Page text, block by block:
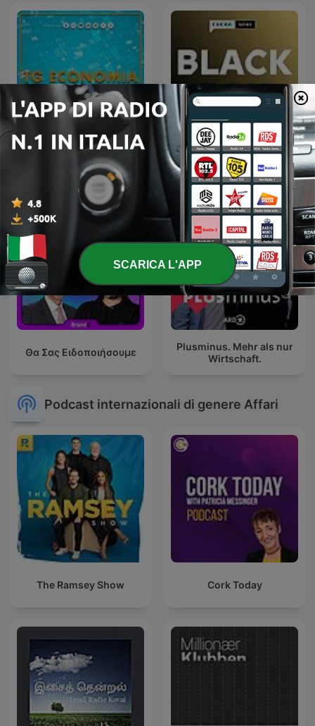
Tg Economia
Black Box - La scatola
nera della finanza
Θα Σας Ειδοποιήσουμε
Plusminus. Mehr als nur
Wirtschaft.
Podcast internazionali di genere Affari
The Ramsey Show Cork Today
SCARICA L'APP